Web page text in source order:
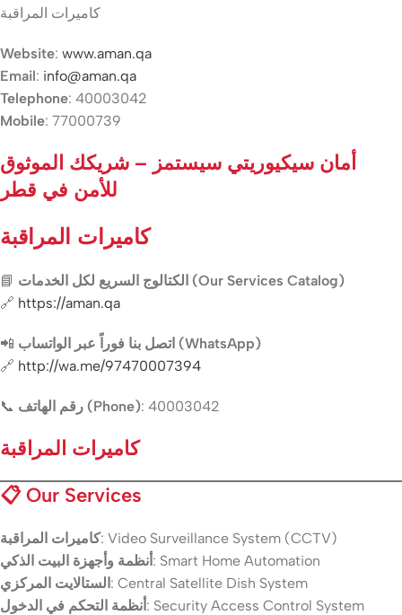
كاميرات المراقبة
Website: www.aman.qa
Email: info@aman.qa
Telephone: 40003042
Mobile: 77000739
أمان سيكيوريتي سيستمز – شريكك الموثوق
للأمن في قطر
كاميرات المراقبة
📘
الكتالوج السريع لكل الخدمات (Our Services Catalog)
🔗 https://aman.qa
📲
اتصل بنا فوراً عبر الواتساب (WhatsApp)
🔗 http://wa.me/97470007394
📞 رقم الهاتف (Phone): 40003042
كاميرات المراقبة
📋 Our Services
كاميرات المراقبة: Video Surveillance System (CCTV)
أنظمة وأجهزة البيت الذكي: Smart Home Automation
الستالايت المركزي: Central Satellite Dish System
أنظمة التحكم في الدخول: Security Access Control System